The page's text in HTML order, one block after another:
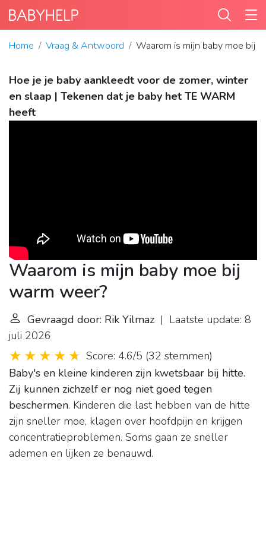
Home Vraag & Antwoord Waarom is mijn baby moe bij
Hoe je je baby aankleedt voor de zomer, winter
en slaap | Tekenen dat je baby het TE WARM
heeft
Waarom is mijn baby moe bij
warm weer?
Gevraagd door: Rik Yilmaz | Laatste update: 8
juli 2026
Score: 4.6/5 (32 stemmen)
Baby's en kleine kinderen zijn kwetsbaar bij hitte.
Zij kunnen zichzelf er nog niet goed tegen
beschermen. Kinderen die last hebben van de hitte
zijn sneller moe, klagen over hoofdpijn en krijgen
concentratieproblemen. Soms gaan ze sneller
ademen en lijken ze benauwd.